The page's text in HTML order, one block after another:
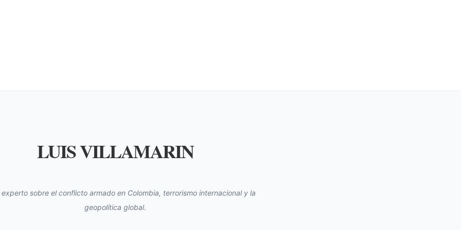
LUIS VILLAMARIN
experto sobre el conflicto armado en Colombia, terrorismo internacional y la
geopolítica global.